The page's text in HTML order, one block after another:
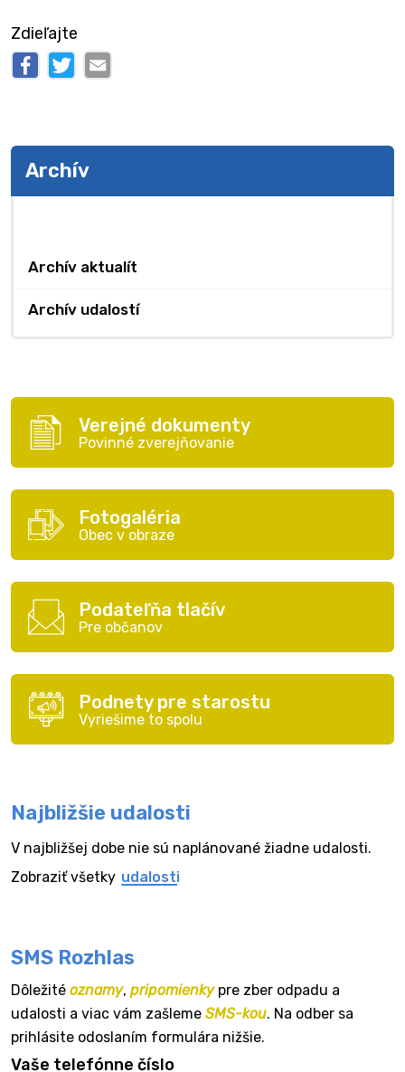
Zdieľajte
Archív
Archív aktualít
Archív udalostí
Verejné dokumenty
Povinné zverejňovanie
Fotogaléria
Obec v obraze
Podateľňa tlačív
Pre občanov
Podnety pre starostu
Vyriešime to spolu
Najbližšie udalosti
V najbližšej dobe nie sú naplánované žiadne udalosti.
Zobraziť všetky udalosti
SMS Rozhlas
Dôležité oznamy, pripomienkypre zber odpadu a
udalosti a viac vám zašleme SMS-kou. Na odber sa
prihlásite odoslaním formulára nižšie.
Vaše telefónne číslo